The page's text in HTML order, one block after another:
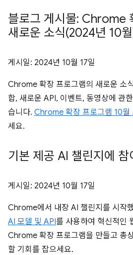
블로그 게시물: Chrome
새로운 소식(2024년 10
게시일: 2024년 10월 17일
Chrome 확장 프로그램의 새로운 소
합, 새로운 API, 이벤트, 동영상에 관
습니다. Chrome 확장 프로그램 10월
세요.
기본 제공 AI 챌린지에 참
게시일: 2024년 10월 17일
Chrome에서 내장 AI 챌린지를 시작
AI 모델 및 API를 사용하여 혁신적인
Chrome 확장 프로그램을 만들고 총
할 기회를 잡으세요.